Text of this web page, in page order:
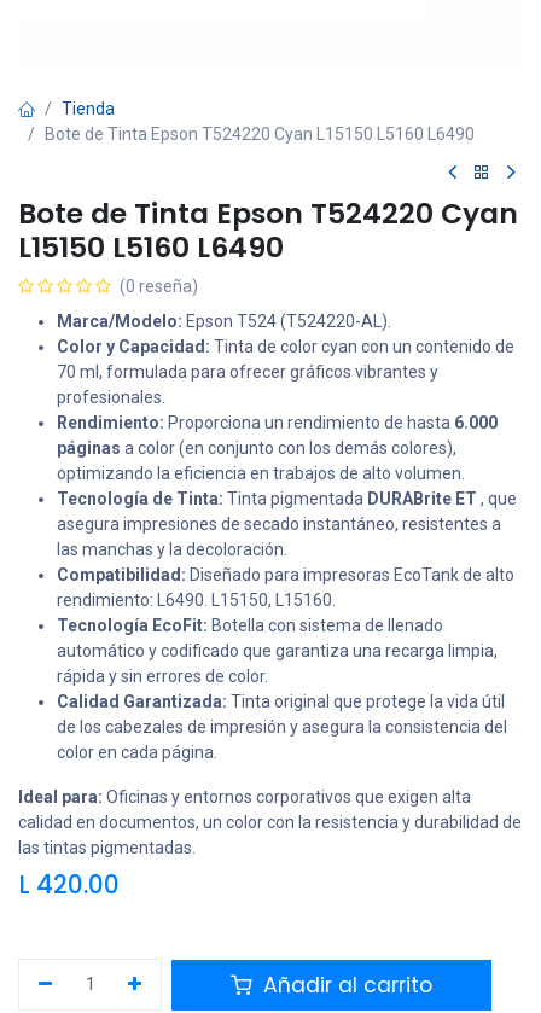
Tienda
Bote de Tinta Epson T524220 Cyan L15150 L5160 L6490
Bote de Tinta Epson T524220 Cyan
L15150 L5160 L6490
(0 reseña)
Marca/Modelo: Epson T524 (T524220-AL).
Color y Capacidad: Tinta de color cyan con un contenido de
70 ml, formulada para ofrecer gráficos vibrantes y
profesionales.
Rendimiento: Proporciona un rendimiento de hasta 6.000
páginas a color (en conjunto con los demás colores),
optimizando la eficiencia en trabajos de alto volumen.
Tecnología de Tinta: Tinta pigmentada DURABrite ET , que
asegura impresiones de secado instantáneo, resistentes a
las manchas y la decoloración.
Compatibilidad: Diseñado para impresoras EcoTank de alto
rendimiento: L6490. L15150, L15160.
Tecnología EcoFit: Botella con sistema de llenado
automático y codificado que garantiza una recarga limpia,
rápida y sin errores de color.
Calidad Garantizada: Tinta original que protege la vida útil
de los cabezales de impresión y asegura la consistencia del
color en cada página.
Ideal para: Oficinas y entornos corporativos que exigen alta
calidad en documentos, un color con la resistencia y durabilidad de
las tintas pigmentadas.
L 420.00
Añadir al carrito